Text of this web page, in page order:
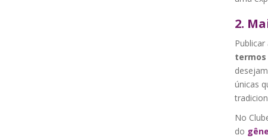
2.
termos
desejam
únicas
No
do